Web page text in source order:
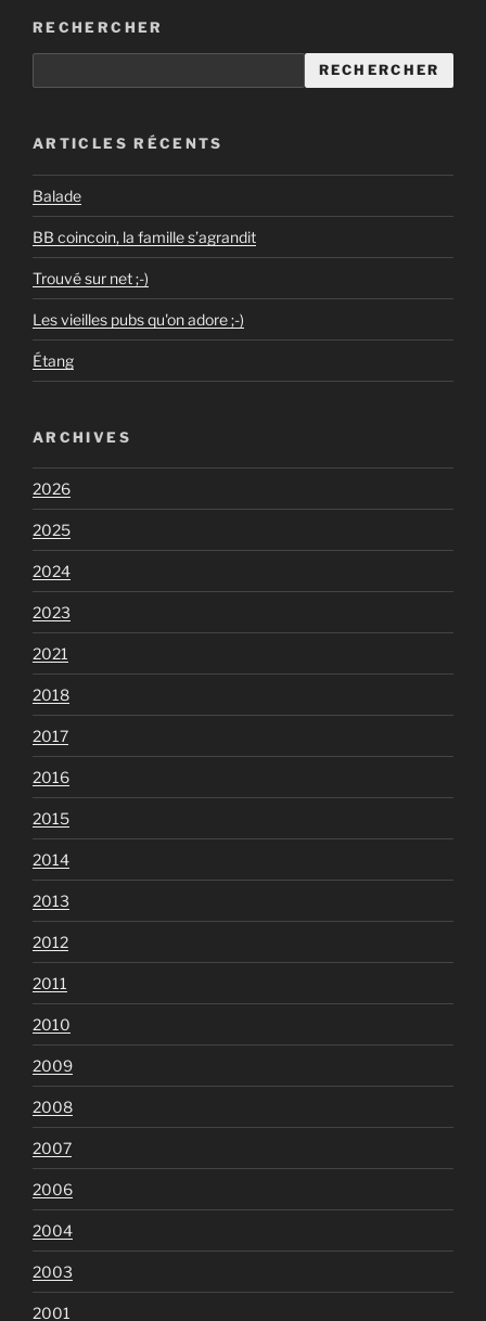
RECHERCHER
RECHERCHER
ARTICLES RÉCENTS
Balade
BB coincoin, la famille s’agrandit
Trouvé sur net ;-)
Les vieilles pubs qu'on adore ;-)
Étang
ARCHIVES
2026
2025
2024
2023
2021
2018
2017
2016
2015
2014
2013
2012
2011
2010
2009
2008
2007
2006
2004
2003
2001